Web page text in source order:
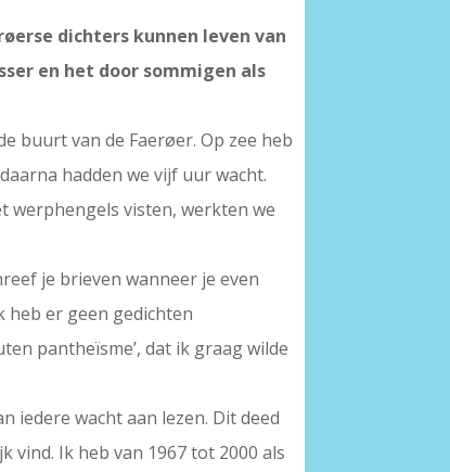
dichters kunnen leven van
en het door sommigen als
buurt van de Faerøer. Op zee heb
hadden we vijf uur wacht.
werphengels visten, werkten we
je brieven wanneer je even
heb er geen gedichten
pantheïsme’, dat ik graag wilde
iedere wacht aan lezen. Dit deed
Ik heb van 1967 tot 2000 als